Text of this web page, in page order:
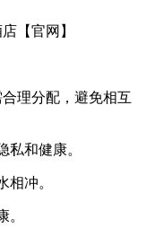
理分配，避免相互
私和健康。
相冲。
。